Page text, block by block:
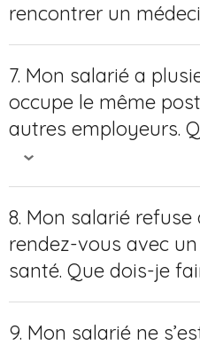
rencontrer un
7. Mon salarié a
occupe le même
autres employeurs.
8. Mon salarié
rendez-vous avec
santé. Que dois-je
9. Mon salarié ne